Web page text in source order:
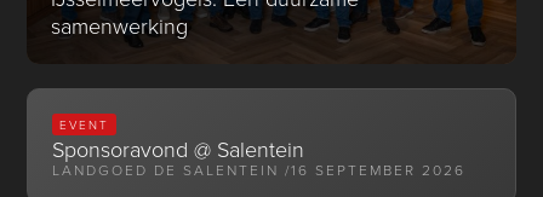
samenwerking
EVENT
Sponsoravond @ Salentein
LANDGOED DE SALENTEIN /16 SEPTEMBER 2026